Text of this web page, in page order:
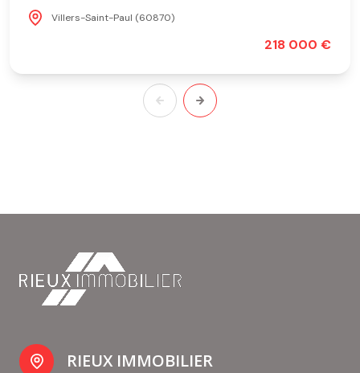
Villers-Saint-Paul (60870)
218 000 €
RIEUX IMMOBILIER